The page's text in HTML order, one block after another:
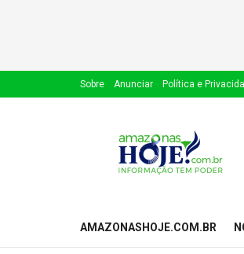
Sobre Anunciar Política e
AMAZONASHOJE.COM.BR